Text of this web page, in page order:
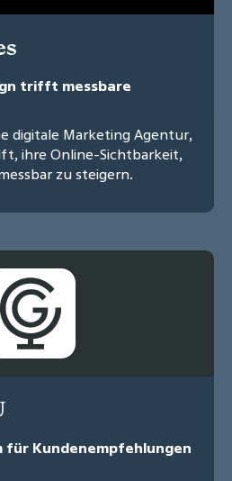
trifft messbare
digitale Marketing Agentur,
ihre Online-Sichtbarkeit,
zu steigern.
für Kundenempfehlungen